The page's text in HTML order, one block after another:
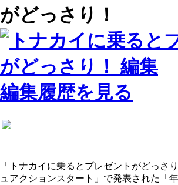
がどっさり！
編集履歴を見る
「トナカイに乗るとプレゼントがどっさ
ュアクションスタート」で発表された「